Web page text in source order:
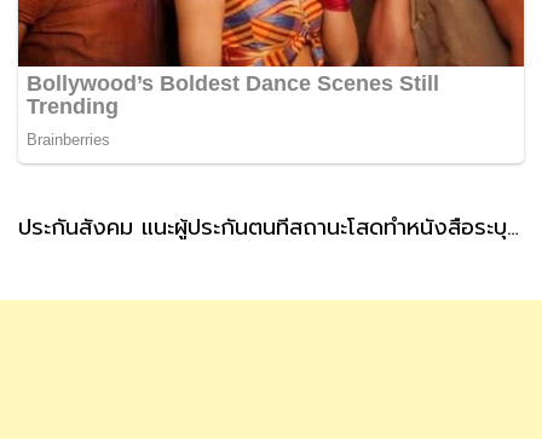
ประกันสังคม แนะผู้ประกันตนที่สถานะโสดทำหนังสือระบุผู้รับเงินสงเคราะห์ กรณีตายล่วงหน้า